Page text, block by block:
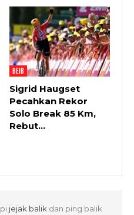
BEIB
Sigrid Haugset
Pecahkan Rekor
Solo Break 85 Km,
Rebut…
jejak balik dan ping balik